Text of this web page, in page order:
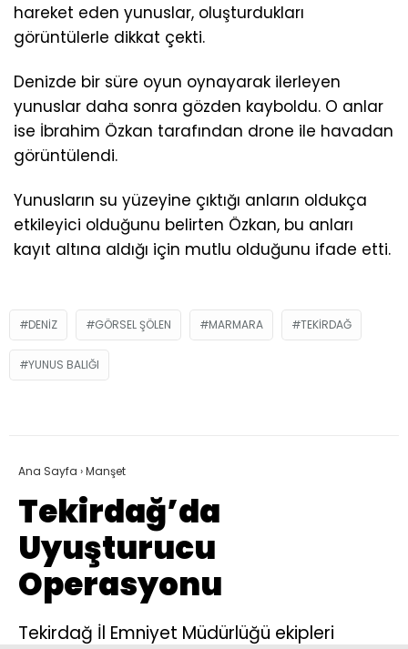
hareket eden yunuslar, oluşturdukları
görüntülerle dikkat çekti.
Denizde bir süre oyun oynayarak ilerleyen
yunuslar daha sonra gözden kayboldu. O anlar
ise İbrahim Özkan tarafından drone ile havadan
görüntülendi.
Yunusların su yüzeyine çıktığı anların oldukça
etkileyici olduğunu belirten Özkan, bu anları
kayıt altına aldığı için mutlu olduğunu ifade etti.
DENIZ GÖRSEL ŞÖLEN MARMARA TEKIRDAĞ
YUNUS BALIĞI
Ana Sayfa ›Manşet
Tekirdağ’da
Uyuşturucu
Operasyonu
Tekirdağ İl Emniyet Müdürlüğü ekipleri